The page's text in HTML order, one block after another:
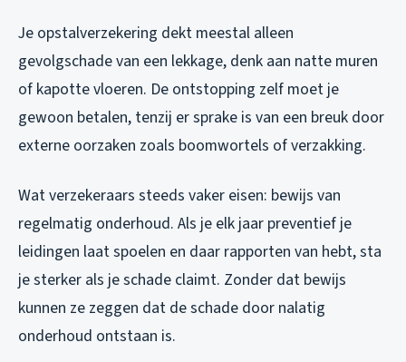
Je opstalverzekering dekt meestal alleen
gevolgschade van een lekkage, denk aan natte muren
of kapotte vloeren. De ontstopping zelf moet je
gewoon betalen, tenzij er sprake is van een breuk door
externe oorzaken zoals boomwortels of verzakking.
Wat verzekeraars steeds vaker eisen: bewijs van
regelmatig onderhoud. Als je elk jaar preventief je
leidingen laat spoelen en daar rapporten van hebt, sta
je sterker als je schade claimt. Zonder dat bewijs
kunnen ze zeggen dat de schade door nalatig
onderhoud ontstaan is.